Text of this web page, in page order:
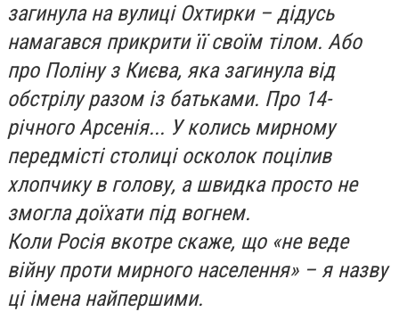
загинула на вулиці Охтирки – дідусь
намагався прикрити її своїм тілом. Або
про Поліну з Києва, яка загинула від
обстрілу разом із батьками. Про 14-
річного Арсенія... У колись мирному
передмісті столиці осколок поцілив
хлопчику в голову, а швидка просто не
змогла доїхати під вогнем.
Коли Росія вкотре скаже, що «не веде
війну проти мирного населення» – я назву
ці імена найпершими.